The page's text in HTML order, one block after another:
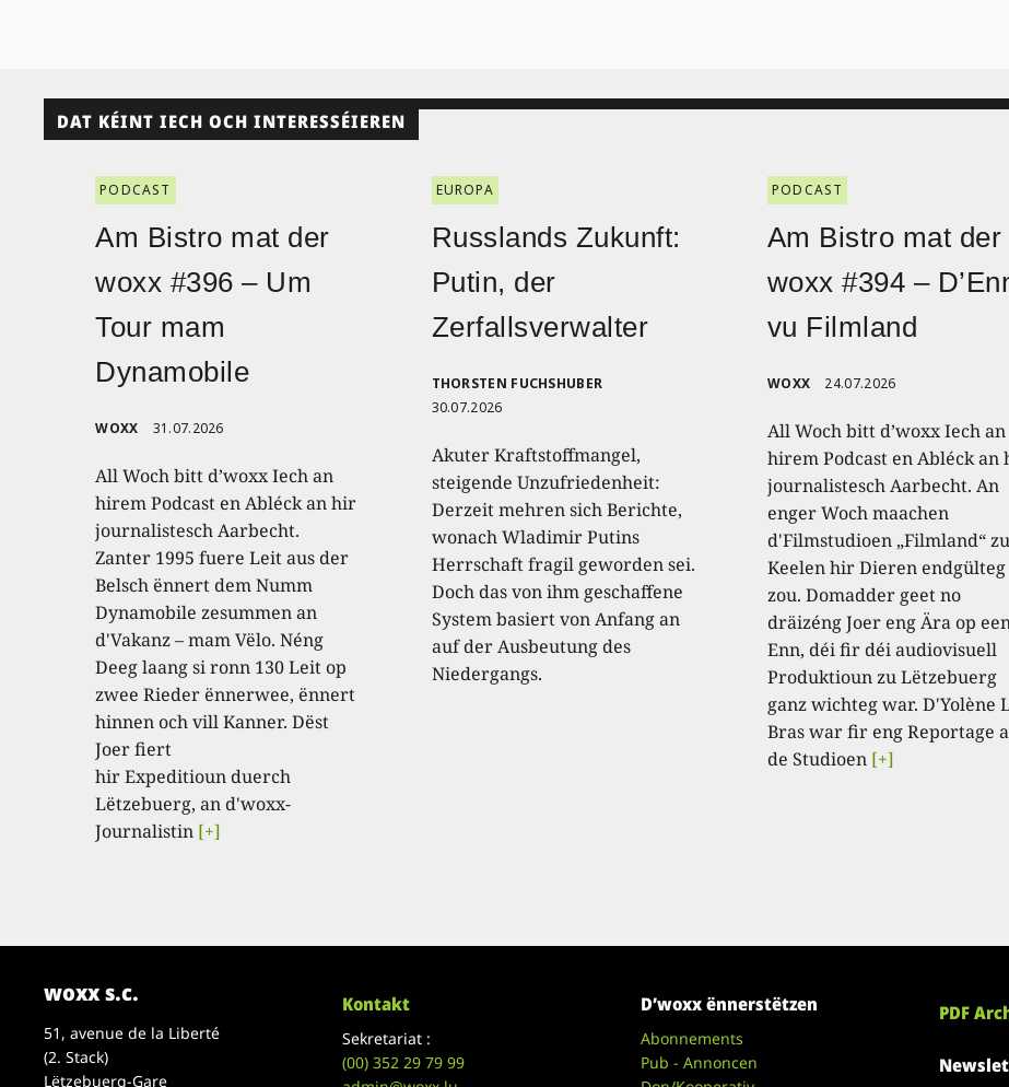
DAT KÉINT IECH OCH INTERESSÉIEREN
PODCAST
Am Bistro mat der
woxx #396 – Um
Tour mam
Dynamobile
WOXX 31.07.2026
All Woch bitt d’woxx Iech an
hirem Podcast en Abléck an hir
journalistesch Aarbecht.
Zanter 1995 fuere Leit aus der
Belsch ënnert dem Numm
Dynamobile zesummen an
d'Vakanz – mam Vëlo. Néng
Deeg laang si ronn 130 Leit op
zwee Rieder ënnerwee, ënnert
hinnen och vill Kanner. Dëst
Joer fiert
hir Expeditioun duerch
Lëtzebuerg, an d'woxx-
Journalistin [+]
EUROPA
Russlands Zukunft:
Putin, der
Zerfallsverwalter
THORSTEN FUCHSHUBER
30.07.2026
Akuter Kraftstoffmangel,
steigende Unzufriedenheit:
Derzeit mehren sich Berichte,
wonach Wladimir Putins
Herrschaft fragil geworden sei.
Doch das von ihm geschaffene
System basiert von Anfang an
auf der Ausbeutung des
Niedergangs.
PODCAST
Am Bistro mat der
woxx #394 –
vu Filmland
WOXX 24.07.2026
All Woch bitt d’woxx Iech an
hirem Podcast en Abléck an
journalistesch Aarbecht. An
enger Woch maachen
d'Filmstudioen „Filmland“ zu
Keelen hir Dieren endgülteg
zou. Domadder geet no
dräizéng Joer eng Ära op
Enn, déi fir déi audiovisuell
Produktioun zu Lëtzebuerg
ganz wichteg war. D'Yolène
Bras war fir eng Reportage
de Studioen [+]
woxx s.c.
51, avenue de la Liberté
(2. Stack)
Lëtzebuerg-Gare
Kontakt
Sekretariat :
(00)352 29 79 99
D’woxx ënnerstëtzen
Abonnements
Pub - Annoncen
PDF